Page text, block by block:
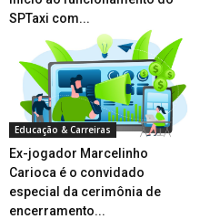
SPTaxi com...
Educação & Carreiras
Ex-jogador Marcelinho
Carioca é o convidado
especial da cerimônia de
encerramento...